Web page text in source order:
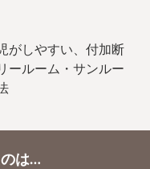
がしやすい、付加断
ールーム・サンルー
は…